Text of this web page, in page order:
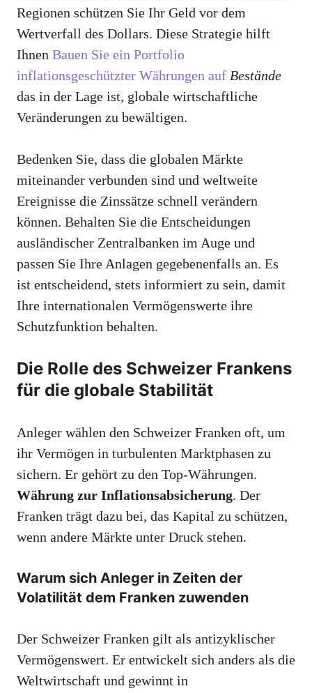
Regionen schützen Sie Ihr Geld vor dem
Wertverfall des Dollars. Diese Strategie hilft
Ihnen Bauen Sie ein Portfolio
inflationsgeschützter Währungen auf Bestände
das in der Lage ist, globale wirtschaftliche
Veränderungen zu bewältigen.
Bedenken Sie, dass die globalen Märkte
miteinander verbunden sind und weltweite
Ereignisse die Zinssätze schnell verändern
können. Behalten Sie die Entscheidungen
ausländischer Zentralbanken im Auge und
passen Sie Ihre Anlagen gegebenenfalls an. Es
ist entscheidend, stets informiert zu sein, damit
Ihre internationalen Vermögenswerte ihre
Schutzfunktion behalten.
Die Rolle des Schweizer Frankens
für die globale Stabilität
Anleger wählen den Schweizer Franken oft, um
ihr Vermögen in turbulenten Marktphasen zu
sichern. Er gehört zu den Top-Währungen.
Währung zur Inflationsabsicherung. Der
Franken trägt dazu bei, das Kapital zu schützen,
wenn andere Märkte unter Druck stehen.
Warum sich Anleger in Zeiten der
Volatilität dem Franken zuwenden
Der Schweizer Franken gilt als antizyklischer
Vermögenswert. Er entwickelt sich anders als die
Weltwirtschaft und gewinnt in